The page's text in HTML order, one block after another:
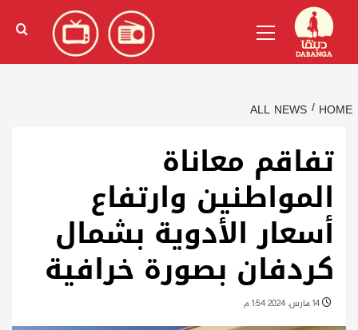
content
الإنجليزية)
Menu
HOME
ALL NEWS
تفاقم معاناة
المواطنين وارتفاع
أسعار الأدوية بشمال
كردفان بصورة خرافية